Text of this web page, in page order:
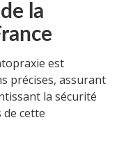
la
est
précises, assurant
la sécurité
de cette